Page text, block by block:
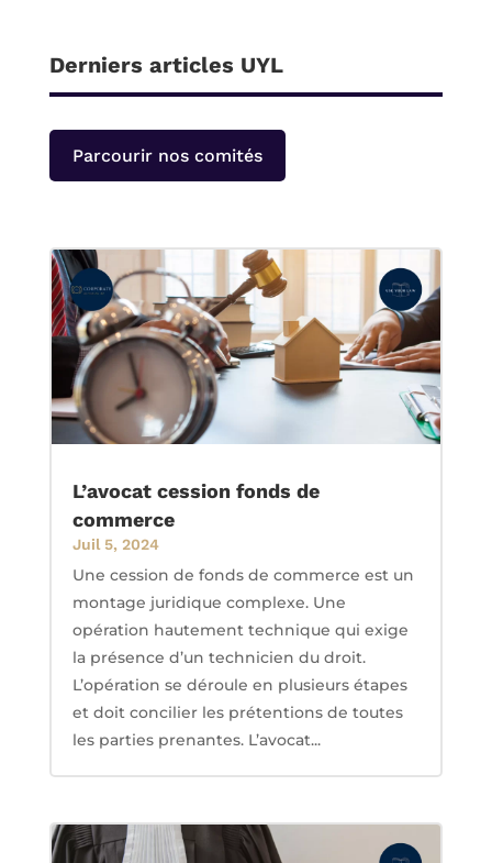
Derniers articles UYL
Parcourir nos comités
L’avocat cession fonds de
commerce
Juil 5, 2024
Une cession de fonds de commerce est un
montage juridique complexe. Une
opération hautement technique qui exige
la présence d’un technicien du droit.
L’opération se déroule en plusieurs étapes
et doit concilier les prétentions de toutes
les parties prenantes. L’avocat...